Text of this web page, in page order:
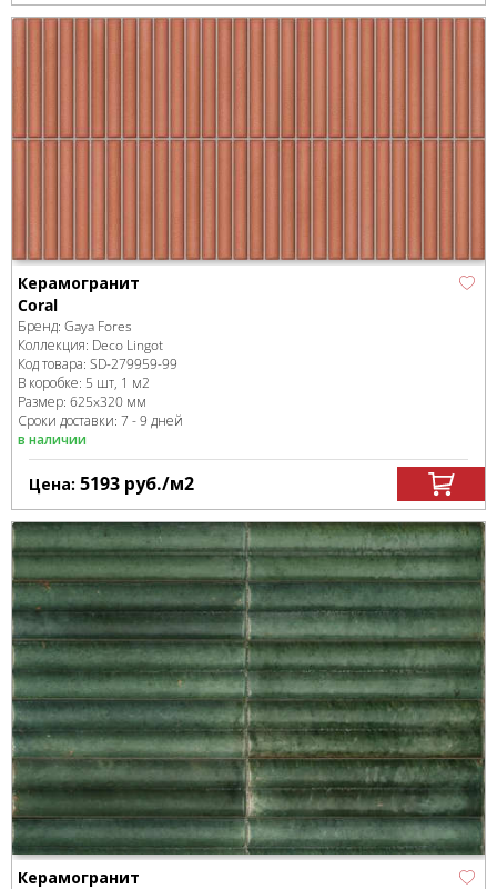
Керамогранит
Coral
Бренд: Gaya Fores
Коллекция: Deco Lingot
Код товара: SD-279959-99
В коробке: 5 шт, 1 м2
Размер: 625x320 мм
Сроки доставки: 7 - 9 дней
в наличии
Цена: 5193 руб./м2
Керамогранит